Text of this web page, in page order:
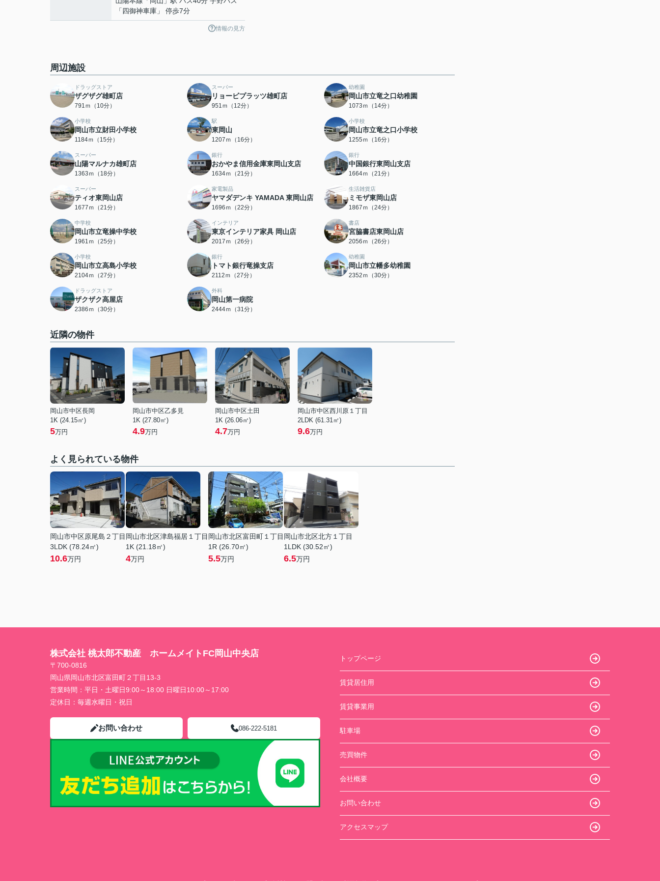
「四御神車庫」 停歩7分
情報の見方
周辺施設
ドラッグストア
ザグザグ雄町店
791ｍ（10分）
スーパー
リョービプラッツ雄町店
951ｍ（12分）
幼稚園
岡山市立竜之口幼稚園
1073ｍ（14分）
小学校
岡山市立財田小学校
1184ｍ（15分）
駅
東岡山
1207ｍ（16分）
小学校
岡山市立竜之口小学校
1255ｍ（16分）
スーパー
山陽マルナカ雄町店
1363ｍ（18分）
銀行
おかやま信用金庫東岡山支店
1634ｍ（21分）
銀行
中国銀行東岡山支店
1664ｍ（21分）
スーパー
ティオ東岡山店
1677ｍ（21分）
家電製品
ヤマダデンキ YAMADA 東岡山店
1696ｍ（22分）
生活雑貨店
ミモザ東岡山店
1867ｍ（24分）
中学校
岡山市立竜操中学校
1961ｍ（25分）
インテリア
東京インテリア家具 岡山店
2017ｍ（26分）
書店
宮脇書店東岡山店
2056ｍ（26分）
小学校
岡山市立高島小学校
2104ｍ（27分）
銀行
トマト銀行竜操支店
2112ｍ（27分）
幼稚園
岡山市立幡多幼稚園
2352ｍ（30分）
ドラッグストア
ザクザク高屋店
2386ｍ（30分）
外科
岡山第一病院
2444ｍ（31分）
近隣の物件
岡山市中区長岡
1K (24.15㎡)
5万円
岡山市中区乙多見
1K (27.80㎡)
4.9万円
岡山市中区土田
1K (26.06㎡)
4.7万円
岡山市中区西川原１丁目
2LDK (61.31㎡)
9.6万円
よく見られている物件
岡山市中区原尾島２丁目
3LDK (78.24㎡)
10.6万円
岡山市北区津島福居１丁目
1K (21.18㎡)
4万円
岡山市北区富田町１丁目
1R (26.70㎡)
5.5万円
岡山市北区北方１丁目
1LDK (30.52㎡)
6.5万円
株式会社 桃太郎不動産 ホームメイトFC岡山中央店
〒700-0816
岡山県岡山市北区富田町２丁目13-3
営業時間： 平日・土曜日9:00～18:00 日曜日10:00～17:00
定休日： 毎週水曜日・祝日
お問い合わせ 086-222-5181
トップページ
賃貸居住用
賃貸事業用
駐車場
売買物件
会社概要
お問い合わせ
アクセスマップ